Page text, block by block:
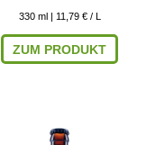
330 ml | 11,79 € / L
ZUM PRODUKT